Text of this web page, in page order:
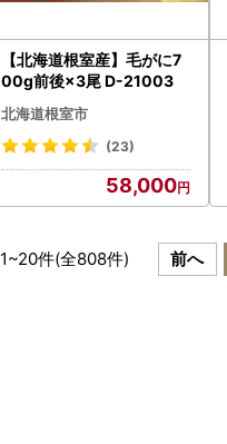
【北海道根室産】毛がに7
00g前後×3尾 D-21003
北海道根室市
(23)
58,000
1~20件(全808件) 前へ